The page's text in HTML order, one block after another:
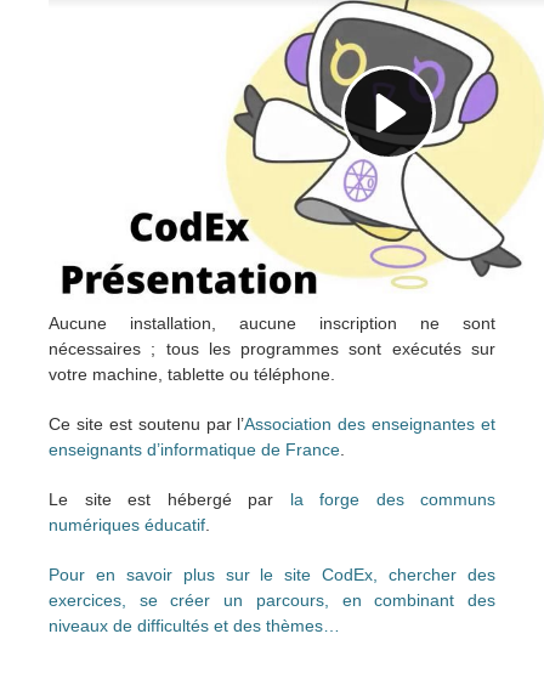
Aucune installation, aucune inscription ne sont
nécessaires ; tous les programmes sont exécutés sur
votre machine, tablette ou téléphone.
Ce site est soutenu par l’Association des enseignantes et
enseignants d’informatique de France
Le site est hébergé par la forge des communs
numériques éducatif
Pour en savoir plus sur le site CodEx, chercher des
exercices, se créer un parcours, en combinant des
niveaux de difficultés et des thèmes…